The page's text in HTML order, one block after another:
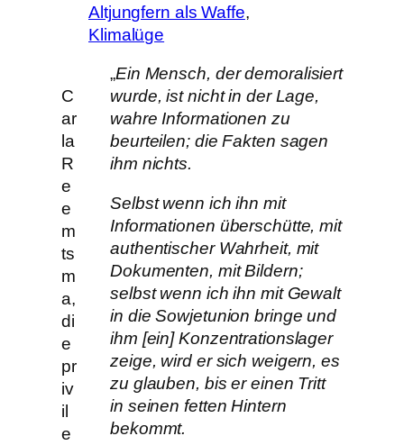
Altjungfern als Waffe
Klimalüge
C
ar
la
R
e
e
m
ts
m
a,
di
e
pr
iv
il
e
„Ein Mensch, der demoralisiert
wurde, ist nicht in der Lage,
wahre Informationen zu
beurteilen; die Fakten sagen
ihm nichts.
Selbst wenn ich ihn mit
Informationen überschütte, mit
authentischer Wahrheit, mit
Dokumenten, mit Bildern;
selbst wenn ich ihn mit Gewalt
in die Sowjetunion bringe und
ihm [ein] Konzentrationslager
zeige, wird er sich weigern, es
zu glauben, bis er einen Tritt
in seinen fetten Hintern
bekommt.